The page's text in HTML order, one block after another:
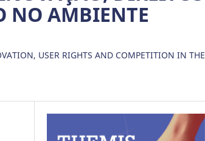
NO AMBIENTE
USER RIGHTS AND COMPETITION IN THE